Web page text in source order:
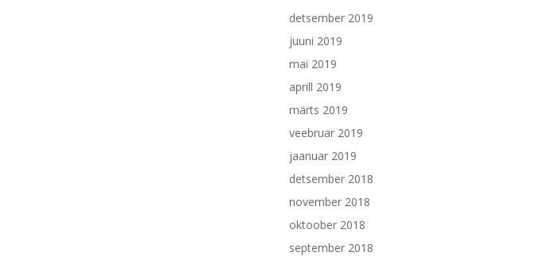
detsember 2019
juuni 2019
mai 2019
aprill 2019
märts 2019
veebruar 2019
jaanuar 2019
detsember 2018
november 2018
oktoober 2018
september 2018